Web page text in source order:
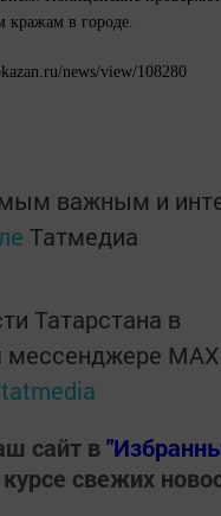
кражам в городе.
news/view/108280
важным и
Татмедиа
Татарстана в
мессенджере
сайт в
свежих